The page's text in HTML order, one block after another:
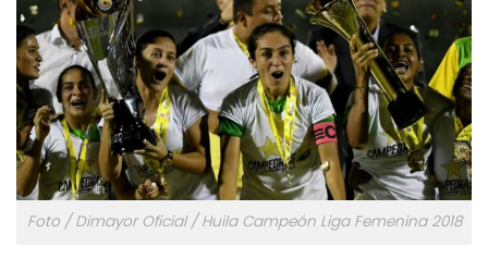
Foto / Dimayor Oficial / Huila Campeón Liga Femenina 2018